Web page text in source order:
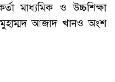
মাধ্যমিক ও উচ্চশিক্ষা
মুহাম্মদ আজাদ খানও অংশ